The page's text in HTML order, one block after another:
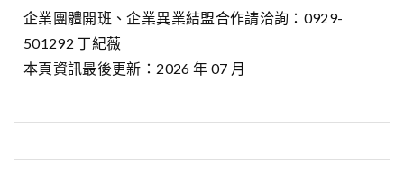
企業團體開班、企業異業結盟合作請洽詢：0929-
501292 丁紀薇
本頁資訊最後更新：2026 年 07 月